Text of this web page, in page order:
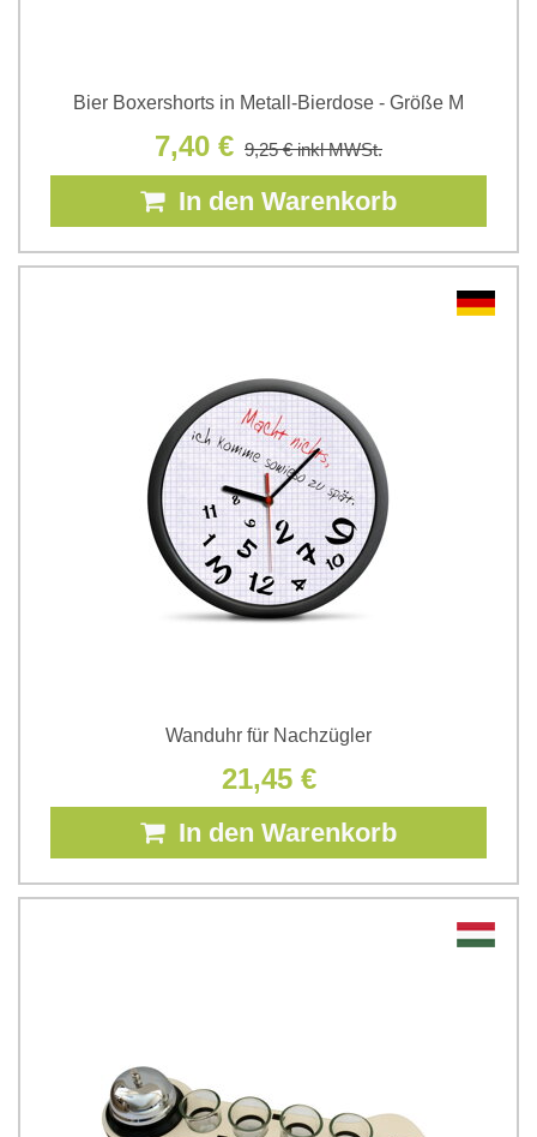
Bier Boxershorts in Metall-Bierdose - Größe M
7,40 € 9,25 €inkl MWSt.
In den Warenkorb
Wanduhr für Nachzügler
21,45 €
In den Warenkorb